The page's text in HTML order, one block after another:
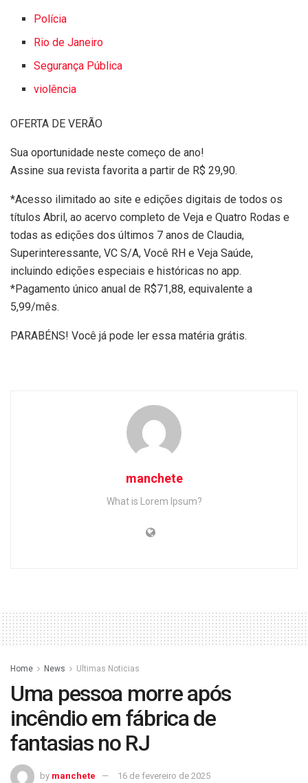
Polícia
Rio de Janeiro
Segurança Pública
violência
OFERTA DE VERÃO
Sua oportunidade neste começo de ano!
Assine sua revista favorita a partir de R$ 29,90.
*Acesso ilimitado ao site e edições digitais de todos os
títulos Abril, ao acervo completo de Veja e Quatro Rodas e
todas as edições dos últimos 7 anos de Claudia,
Superinteressante, VC S/A, Você RH e Veja Saúde,
incluindo edições especiais e históricas no app.
*Pagamento único anual de R$71,88, equivalente a
5,99/mês.
PARABÉNS! Você já pode ler essa matéria grátis.
manchete
What is Lorem Ipsum?
Home News Ultimas Noticias
Uma pessoa morre após
incêndio em fábrica de
fantasias no RJ
by manchete 16 de fevereiro de 2025